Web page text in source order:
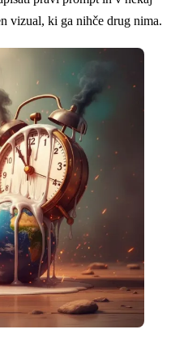
vizual, ki ga nihče drug nima.